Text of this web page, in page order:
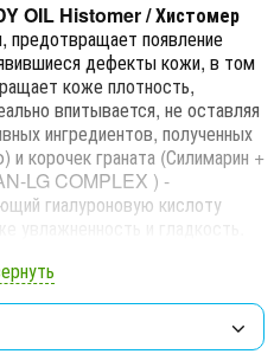
OIL Histomer / Хистомер
предотвращает появление
дефекты кожи, в том
коже плотность,
впитывается, не оставляя
ингредиентов, полученных
корочек граната (Силимарин +
LG COMPLEX ) -
гиалуроновую кислоту
Q10 COMPLEX)
коллаген
структуру
и возвращает коже